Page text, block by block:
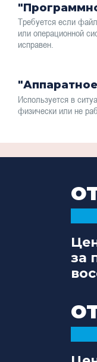
Требуется если
или операционной
исправен.
Используется в
физически или не
за